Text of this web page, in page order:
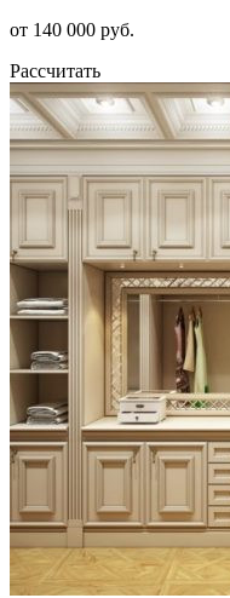
от 140 000 руб.
Рассчитать